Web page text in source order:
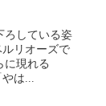
ろしている姿
リオーズで
現れる
は...